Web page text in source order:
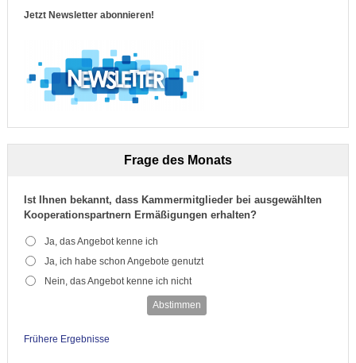
Jetzt Newsletter abonnieren!
Frage des Monats
Ist Ihnen bekannt, dass Kammermitglieder bei ausgewählten
Kooperationspartnern Ermäßigungen erhalten?
Ja, das Angebot kenne ich
Ja, ich habe schon Angebote genutzt
Nein, das Angebot kenne ich nicht
Abstimmen
Frühere Ergebnisse